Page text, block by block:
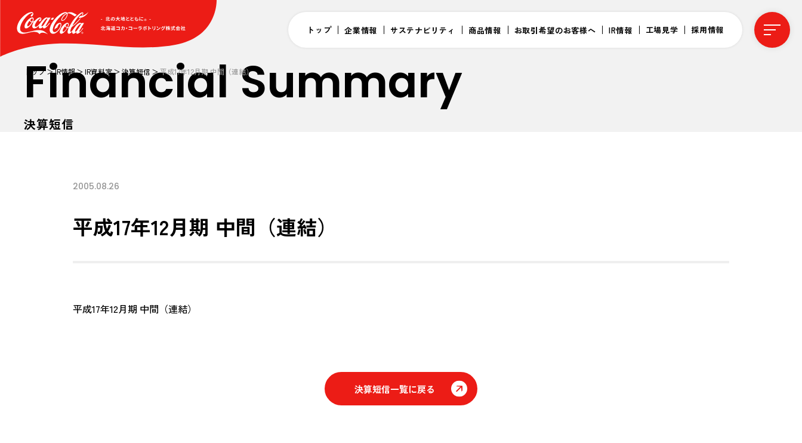
トップ 企業情報 サステナビリティ 商品情報 お取引希望のお客様へ IR情報 工場見学 採用情報
トップ IR情報 IR資料室 決算短信 平成17年12月期 中間（連結）
Financial Summary
決算短信
2005.08.26
平成17年12月期 中間（連結）
平成17年12月期 中間（連結）
決算短信一覧に戻る